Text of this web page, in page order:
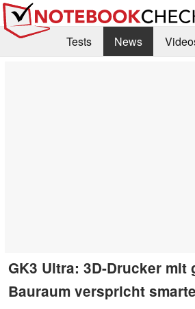
Tests News
GK3 Ultra: 3D-Drucker mit
Bauraum verspricht